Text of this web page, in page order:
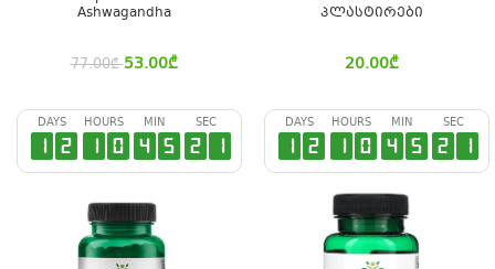
Ashwagandha
77.00₾ 53.00₾
პლასტირები
20.00₾
DAYS
1 2
HOURS
1 0
MIN
4 5
SEC
2 0
DAYS
1 2
HOURS
1 0
MIN
4 5
SEC
2 0